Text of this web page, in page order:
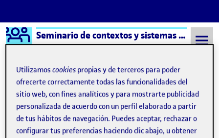
Saltar al contenido
Logo Ágora Seminario de contextos y sistemas del arte – Aula 2
Semestre 20231 - Aula 2 Entrega actividad 3
No se ha encontrado nada
Utilizamoscookies propias y de terceros para poder
ofrecerte correctamente todas las funcionalidades del
sitio web, con fines analíticos y para mostrarte publicidad
personalizada de acuerdo con un perfil elaborado a partir
de tus hábitos de navegación. Puedes aceptar, rechazar o
configurar tus preferencias haciendo clic abajo, u obtener